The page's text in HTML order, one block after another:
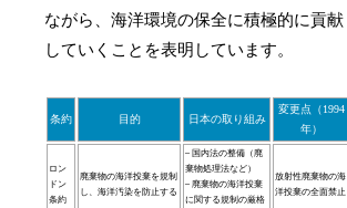
ながら、海洋環境の保全に積極的に貢献
していくことを表明しています。
条約 目的 日本の取り組み
変更点（1994
年）
ロン
ドン
条約
廃棄物の海洋投棄を規制
し、海洋汚染を防止する
– 国内法の整備（廃
棄物処理法など）
– 廃棄物の海洋投棄
に関する規制の厳格
放射性廃棄物の海
洋投棄の全面禁止